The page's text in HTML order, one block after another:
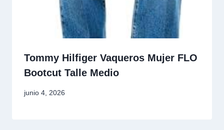
Tommy Hilfiger Vaqueros Mujer FLO
Bootcut Talle Medio
junio 4, 2026